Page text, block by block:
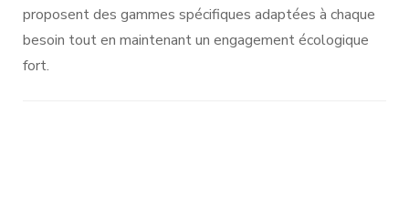
proposent des gammes spécifiques adaptées à chaque
besoin tout en maintenant un engagement écologique
fort.